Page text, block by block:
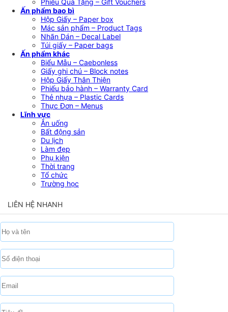
Phiếu Quà Tặng – Gift Vouchers
Ấn phẩm bao bì
Hộp Giấy – Paper box
Mác sản phẩm – Product Tags
Nhãn Dán – Decal Label
Túi giấy – Paper bags
Ấn phẩm khác
Biểu Mẫu – Caebonless
Giấy ghi chú – Block notes
Hộp Giấy Thân Thiện
Phiếu bảo hành – Warranty Card
Thẻ nhựa – Plastic Cards
Thực Đơn – Menus
Lĩnh vực
Ăn uống
Bất động sản
Du lịch
Làm đẹp
Phụ kiện
Thời trang
Tổ chức
Trường học
LIÊN HỆ NHANH